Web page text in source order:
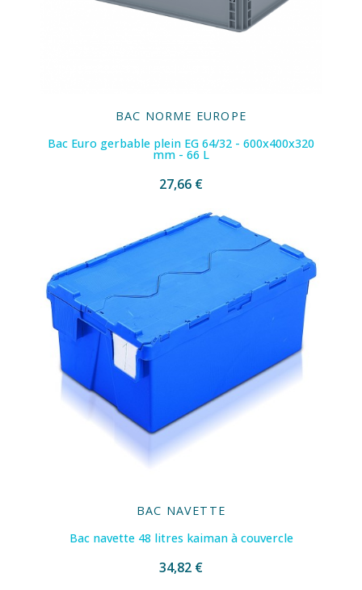
BAC NORME EUROPE
Bac Euro gerbable plein EG 64/32 - 600x400x320
mm - 66 L
27,66 €
BAC NAVETTE
Bac navette 48 litres kaiman à couvercle
34,82 €